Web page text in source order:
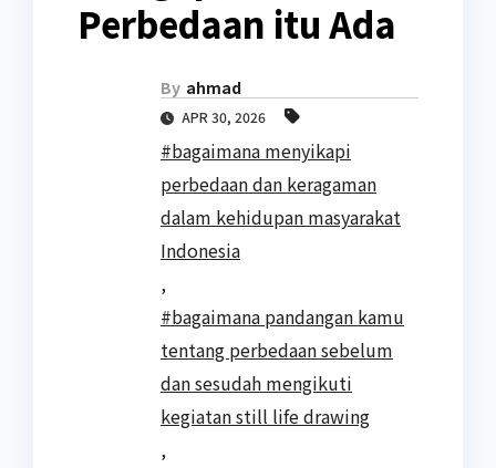
Perbedaan itu Ada
By ahmad
APR 30, 2026
#bagaimana menyikapi
perbedaan dan keragaman
dalam kehidupan masyarakat
Indonesia
,
#bagaimana pandangan kamu
tentang perbedaan sebelum
dan sesudah mengikuti
kegiatan still life drawing
,